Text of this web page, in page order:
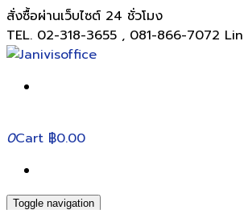
สั่งซื้อผ่านเว็บไซต์ 24 ชั่วโมง
TEL. 02-318-3655 , 081-866-7072
0Cart ฿0.00
Toggle navigation